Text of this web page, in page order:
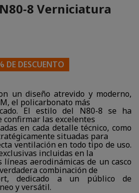
8 Verniciatura
DE DESCUENTO
un diseño atrevido y moderno,
el policarbonato más
El estilo del N80-8 se ha
confirmar las excelentes
en cada detalle técnico, como
situadas para
ventilación en todo tipo de uso.
incluidas en la
líneas aerodinámicas de un casco
combinación de
dedicado a un público de
y versátil.